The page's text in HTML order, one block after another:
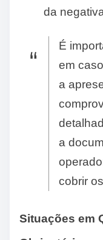
da
É
em
a
a
cobrir
Situações em